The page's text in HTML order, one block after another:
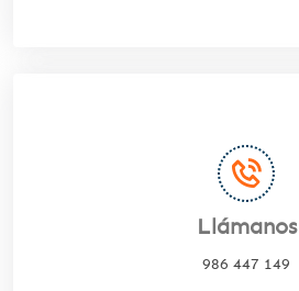
Llámanos
986 447 149